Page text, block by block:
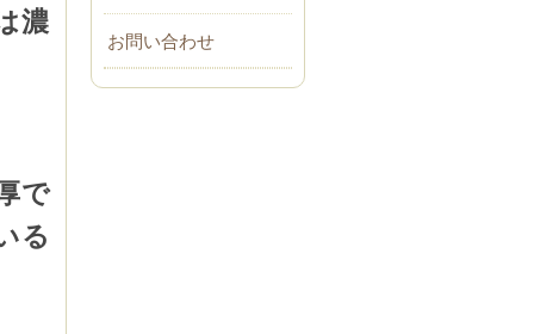
濃
で
る
お問い合わせ